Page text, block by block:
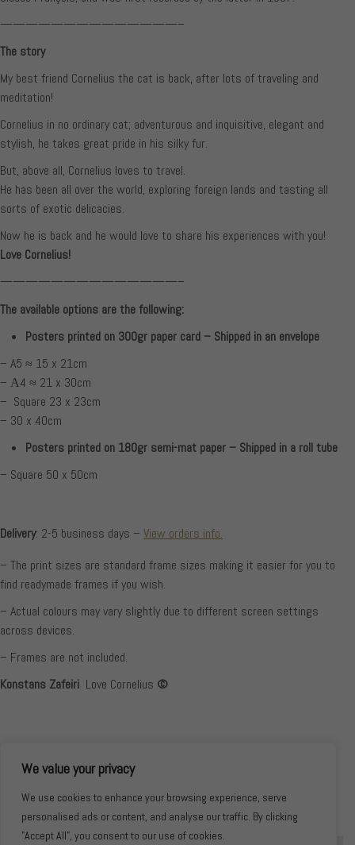
We value your privacy
We use cookies to enhance your browsing experience, serve
personalised ads or content, and analyse our traffic. By clicking
"Accept All", you consent to our use of cookies.
——————————————–
The story
My best friend Cornelius the cat is back, after lots of traveling and
meditation!
Cornelius in no ordinary cat; adventurous and inquisitive, elegant and
stylish, he takes great pride in his silky fur.
But, above all, Cornelius loves to travel.
He has been all over the world, exploring foreign lands and tasting all
sorts of exotic delicacies.
Now he is back and he would love to share his experiences with you!
Love Cornelius!
——————————————–
The available options are the following:
Posters printed on 300gr paper card – Shipped in an envelope
– A5 ≈ 15 x 21cm
– Α4 ≈ 21 x 30cm
– Square 23 x 23cm
– 30 x 40cm
Posters printed on 180gr semi-mat paper – Shipped in a roll tube
– Square 50 x 50cm
Delivery: 2-5 business days – View orders info.
– The print sizes are standard frame sizes making it easier for you to
find readymade frames if you wish.
– Actual colours may vary slightly due to different screen settings
across devices.
– Frames are not included.
Konstans Zafeiri Love Cornelius ©